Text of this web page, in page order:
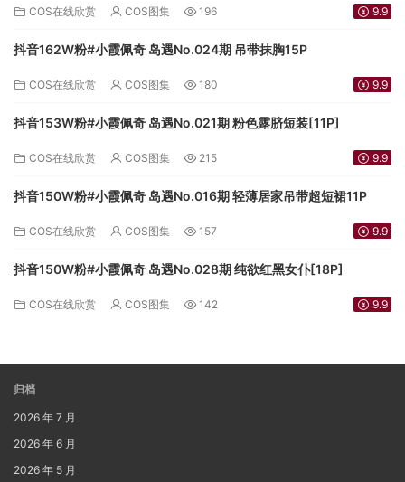
COS在线欣赏 COS图集 196 9.9
抖音162W粉#小霞佩奇 岛遇No.024期 吊带抹胸15P
COS在线欣赏 COS图集 180 9.9
抖音153W粉#小霞佩奇 岛遇No.021期 粉色露脐短装[11P]
COS在线欣赏 COS图集 215 9.9
抖音150W粉#小霞佩奇 岛遇No.016期 轻薄居家吊带超短裙11P
COS在线欣赏 COS图集 157 9.9
抖音150W粉#小霞佩奇 岛遇No.028期 纯欲红黑女仆[18P]
COS在线欣赏 COS图集 142 9.9
归档
2026 年 7 月
2026 年 6 月
2026 年 5 月